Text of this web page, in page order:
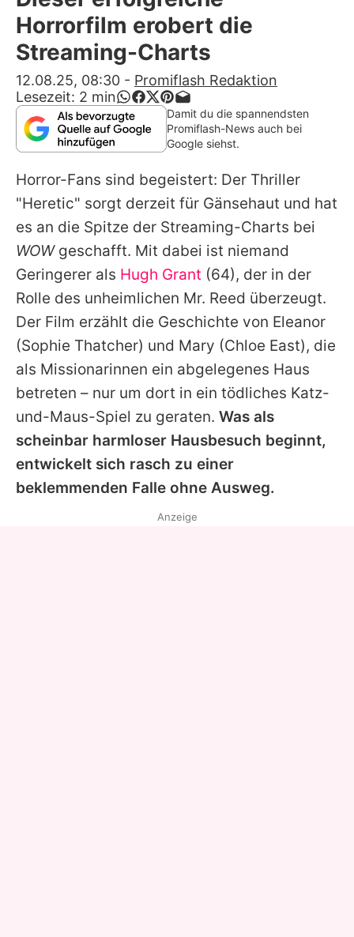
Alle Themen auf Promiflash
Jobs
App runterladen
Team
Redaktionelle Richtlinien
Impressum
Datenschutzerklärung
Nutzungsbedingungen
Utiq verwalten
Horrorfilm erobert die
Streaming-Charts
12.08.25, 08:30 - Promiflash Redaktion
Lesezeit: 2 min
Damit du die spannendsten
Promiflash-News auch bei
Google siehst.
Horror-Fans sind begeistert: Der Thriller
"Heretic" sorgt derzeit für Gänsehaut und hat
es an die Spitze der Streaming-Charts bei
WOWgeschafft. Mit dabei ist niemand
Geringerer als Hugh Grant (64), der in der
Rolle des unheimlichen Mr. Reed überzeugt.
Der Film erzählt die Geschichte von Eleanor
(Sophie Thatcher) und Mary (Chloe East), die
als Missionarinnen ein abgelegenes Haus
betreten – nur um dort in ein tödliches Katz-
und-Maus-Spiel zu geraten. Was als
scheinbar harmloser Hausbesuch beginnt,
entwickelt sich rasch zu einer
beklemmenden Falle ohne Ausweg.
Anzeige